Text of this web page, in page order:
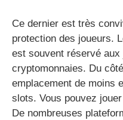
Ce dernier est très
protection des joueurs.
est souvent réservé
cryptomonnaies. Du
emplacement de moins
slots. Vous pouvez
De nombreuses